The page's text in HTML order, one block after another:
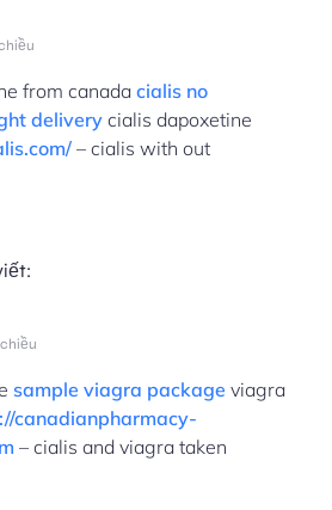
from canada cialis no
delivery cialis dapoxetine
– cialis with out
chiều
sample viagra package viagra
canadianpharmacy-
– cialis and viagra taken